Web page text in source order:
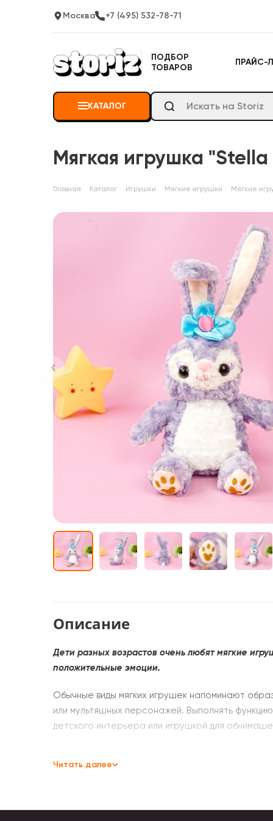
Москва +7 (495) 532-78-71
ПОДБОР
ТОВАРОВ
ПРАЙС-
КАТАЛОГ
Мягкая игрушка
Главная Каталог Игрушки Мягкие игрушки Мягкие
Описание
Дети разных возрастов очень любят мягкие
положительные эмоции.
Обычные виды мягких игрушек напоминают
или мультяшных персонажей. Выполнять
детского интерьера или игрушкой для
мотивам какого-либо детского фильма. Это
Читать далее